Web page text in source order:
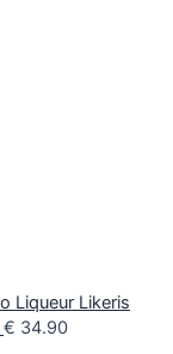
Likeris
€ 34.90